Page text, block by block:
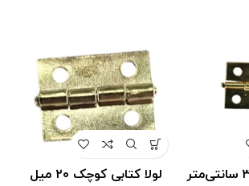
لولا کتابی کوچک ۲۰ میل